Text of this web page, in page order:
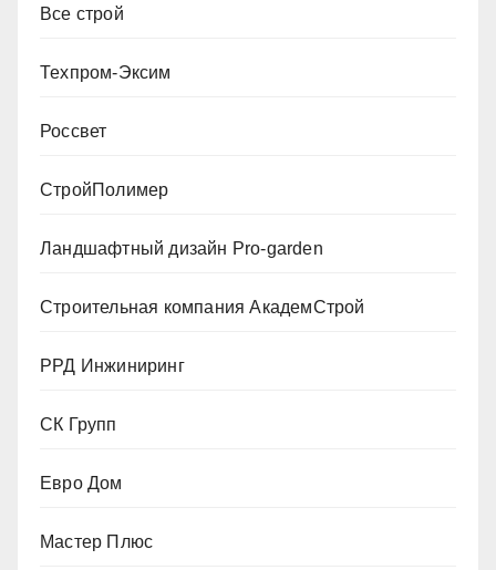
Все строй
Техпром-Эксим
Россвет
СтройПолимер
Ландшафтный дизайн Pro-garden
Строительная компания АкадемСтрой
РРД Инжиниринг
СК Групп
Евро Дом
Мастер Плюс